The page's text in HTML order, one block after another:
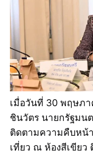
เมื่อวันที่ 30 พฤษภ
ชินวัตร นายกรัฐมน
ติดตามความคืบหน้
เที่ยว ณ ห้องสีเขียว